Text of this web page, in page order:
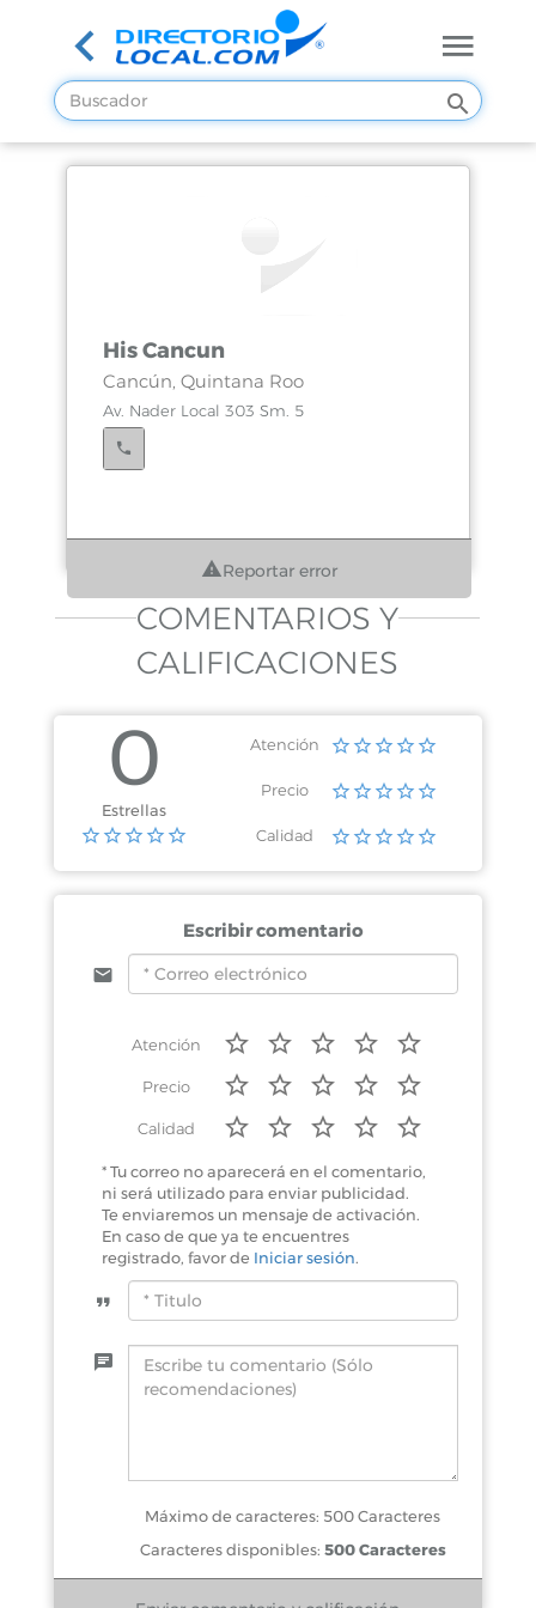
His Cancun
Cancún, Quintana Roo
Av. Nader Local 303 Sm. 5
Reportar error
COMENTARIOS Y
CALIFICACIONES
0
Estrellas
Atención
Precio
Calidad
Escribir comentario
Atención
Precio
Calidad
* Tu correo no aparecerá en el comentario,
ni será utilizado para enviar publicidad.
Te enviaremos un mensaje de activación.
En caso de que ya te encuentres
registrado, favor de Iniciar sesión.
Máximo de caracteres: 500 Caracteres
Caracteres disponibles: 500 Caracteres